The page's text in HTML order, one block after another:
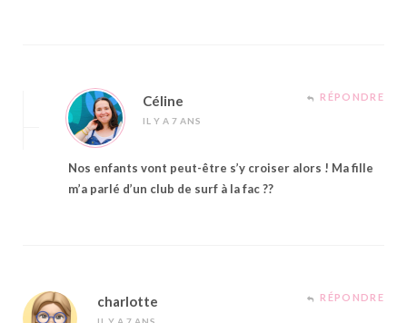
Céline
IL Y A 7 ANS
RÉPONDRE
Nos enfants vont peut-être s’y croiser alors ! Ma fille
m’a parlé d’un club de surf à la fac ??
charlotte RÉPONDRE